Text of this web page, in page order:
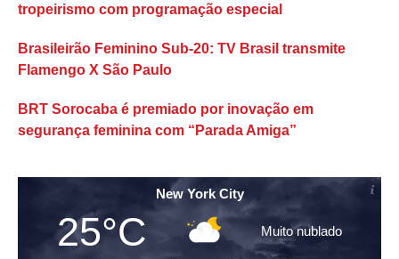
tropeirismo com programação especial
Brasileirão Feminino Sub-20: TV Brasil transmite
Flamengo X São Paulo
BRT Sorocaba é premiado por inovação em
segurança feminina com “Parada Amiga”
New York City
25°C Muito nublado